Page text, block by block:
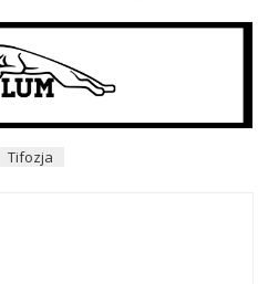
Tifozja